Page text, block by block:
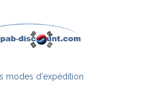
modes d'expédition